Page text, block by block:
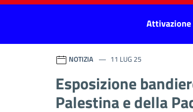
Città di Parabita
Contenuti in evidenza
Attivazione
NOTIZIA 11 LUG 25
Esposizione
Palestina e della